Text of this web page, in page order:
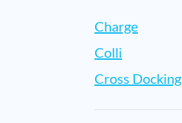
Charge
Colli
Cross Docking